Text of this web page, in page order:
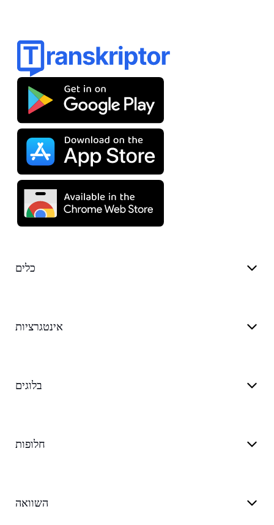
כלים
אינטגרציות
בלוגים
חלופות
השוואה